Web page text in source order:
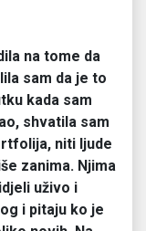
na tome da
sam da je to
kada sam
shvatila sam
niti ljude
zanima. Njima
uživo i
i pitaju ko je